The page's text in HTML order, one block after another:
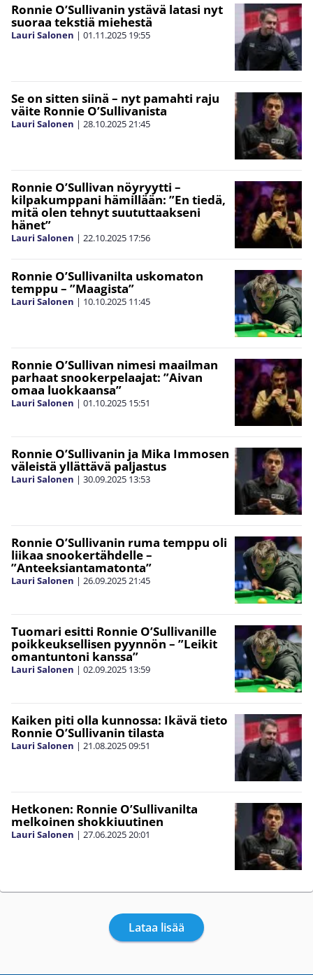
Ronnie O’Sullivanin ystävä latasi nyt
suoraa tekstiä miehestä
Lauri Salonen | 01.11.2025 19:55
Se on sitten siinä – nyt pamahti raju
väite Ronnie O’Sullivanista
Lauri Salonen | 28.10.202521:45
Ronnie O’Sullivan nöyryytti –
kilpakumppani hämillään: ”En tiedä,
mitä olen tehnyt suututtaakseni
hänet”
Lauri Salonen | 22.10.2025 17:56
Ronnie O’Sullivanilta uskomaton
temppu – ”Maagista”
Lauri Salonen | 10.10.2025 11:45
Ronnie O’Sullivan nimesi maailman
parhaat snookerpelaajat: ”Aivan
omaa luokkaansa”
Lauri Salonen | 01.10.2025 15:51
Ronnie O’Sullivanin ja Mika Immosen
väleistä yllättävä paljastus
Lauri Salonen | 30.09.2025 13:53
Ronnie O’Sullivanin ruma temppu oli
liikaa snookertähdelle –
”Anteeksiantamatonta”
Lauri Salonen | 26.09.202521:45
Tuomari esitti Ronnie O’Sullivanille
poikkeuksellisen pyynnön – ”Leikit
omantuntoni kanssa”
Lauri Salonen | 02.09.2025 13:59
Kaiken piti olla kunnossa: Ikävä tieto
Ronnie O’Sullivanin tilasta
Lauri Salonen | 21.08.202509:51
Hetkonen: Ronnie O’Sullivanilta
melkoinen shokkiuutinen
Lauri Salonen | 27.06.202520:01
Lataa lisää